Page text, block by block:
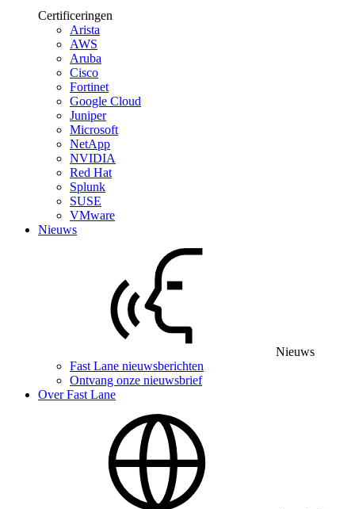
Certificeringen
Arista
AWS
Aruba
Cisco
Fortinet
Google Cloud
Juniper
Microsoft
NetApp
NVIDIA
Red Hat
Splunk
SUSE
VMware
Nieuws
Nieuws
Fast Lane nieuwsberichten
Ontvang onze nieuwsbrief
Over Fast Lane